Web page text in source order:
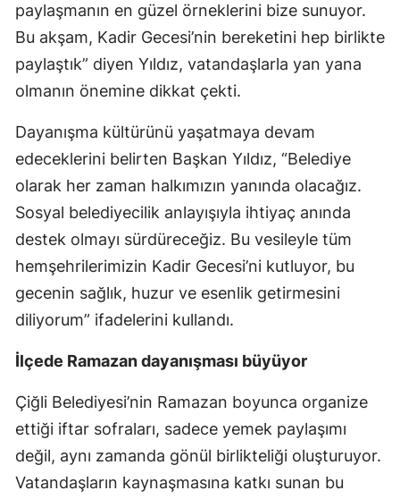
paylaşmanın en güzel örneklerini bize sunuyor.
Bu akşam, Kadir Gecesi’nin bereketini hep birlikte
paylaştık” diyen Yıldız, vatandaşlarla yan yana
olmanın önemine dikkat çekti.
Dayanışma kültürünü yaşatmaya devam
edeceklerini belirten Başkan Yıldız, “Belediye
olarak her zaman halkımızın yanında olacağız.
Sosyal belediyecilik anlayışıyla ihtiyaç anında
destek olmayı sürdüreceğiz. Bu vesileyle tüm
hemşehrilerimizin Kadir Gecesi’ni kutluyor, bu
gecenin sağlık, huzur ve esenlik getirmesini
diliyorum” ifadelerini kullandı.
İlçede Ramazan dayanışması büyüyor
Çiğli Belediyesi’nin Ramazan boyunca organize
ettiği iftar sofraları, sadece yemek paylaşımı
değil, aynı zamanda gönül birlikteliği oluşturuyor.
Vatandaşların kaynaşmasına katkı sunan bu